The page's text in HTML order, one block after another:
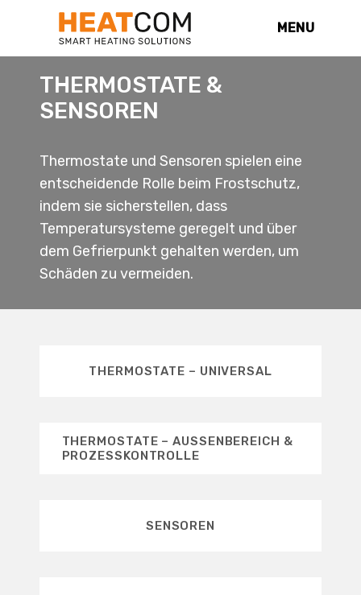
MENU
THERMOSTATE &
SENSOREN
Thermostate und Sensoren spielen eine
entscheidende Rolle beim Frostschutz,
indem sie sicherstellen, dass
Temperatursysteme geregelt und über
dem Gefrierpunkt gehalten werden, um
Schäden zu vermeiden.
THERMOSTATE – UNIVERSAL
THERMOSTATE – AUSSENBEREICH & P
ROZESSKONTROLLE
SENSOREN